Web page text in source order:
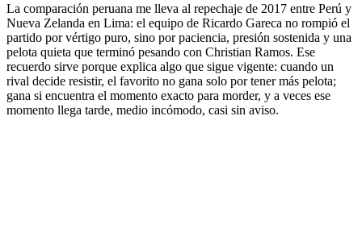
La comparación peruana me lleva al repechaje de 2017 entre Perú y
Nueva Zelanda en Lima: el equipo de Ricardo Gareca no rompió el
partido por vértigo puro, sino por paciencia, presión sostenida y una
pelota quieta que terminó pesando con Christian Ramos. Ese
recuerdo sirve porque explica algo que sigue vigente: cuando un
rival decide resistir, el favorito no gana solo por tener más pelota;
gana si encuentra el momento exacto para morder, y a veces ese
momento llega tarde, medio incómodo, casi sin aviso.